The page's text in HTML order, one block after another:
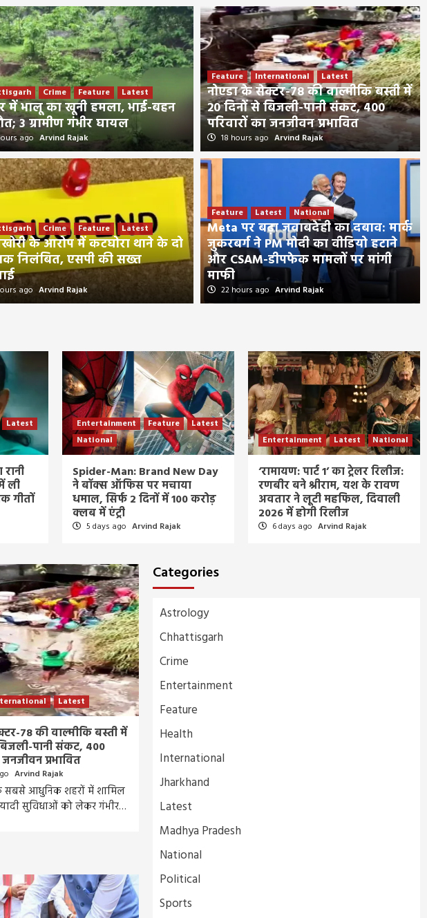
Crime Feature Latest
में भालू का खूनी हमला, भाई-बहन की मौत; 3 ग्रामीण गंभीर
ago Arvind Rajak
Crime Feature Latest
में भालू का खूनी हमला, भाई-बहन
3 ग्रामीण गंभीर घायल
ago Arvind Rajak
Feature International Latest
नोएडा के सेक्टर-78 की वाल्मीकि बस्ती में
20 दिनों से बिजली-पानी संकट, 400
परिवारों का जनजीवन प्रभावित
18 hours ago Arvind Rajak
Crime Feature Latest
के आरोप में कटघोरा थाने के दो
निलंबित, एसपी की सख्त
ago Arvind Rajak
Feature Latest National
Meta पर बढ़ा जवाबदेही का दबाव: मार्क
जुकरबर्ग ने PM मोदी का वीडियो हटाने
और CSAM-डीपफेक मामलों पर मांगी
माफी
22 hours ago Arvind Rajak
Latest
ली
गीतों
Entertainment Feature
Latest
National
Spider-Man: Brand New Day
ने बॉक्स ऑफिस पर मचाया
धमाल, सिर्फ 2 दिनों में 100 करोड़
क्लब में एंट्री
5 days ago Arvind Rajak
Entertainment Latest National
‘रामायण: पार्ट 1’ का ट्रेलर रिलीज:
रणबीर बने श्रीराम, यश के रावण
अवतार ने लूटी महफिल, दिवाली
2026 में होगी रिलीज
6 days ago Arvind Rajak
Latest
78 की वाल्मीकि बस्ती में
पानी संकट, 400
प्रभावित
Arvind Rajak
सबसे आधुनिक शहरों में शामिल
सुविधाओं को लेकर गंभीर…
Categories
Astrology
Chhattisgarh
Crime
Entertainment
Feature
Health
International
Jharkhand
Latest
Madhya Pradesh
National
Political
Sports